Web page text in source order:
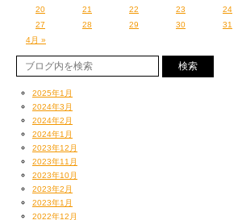
20
21 22 23 24
27
28 29 30
31
4月 »
2025年1月
2024年3月
2024年2月
2024年1月
2023年12月
2023年11月
2023年10月
2023年2月
2023年1月
2022年12月